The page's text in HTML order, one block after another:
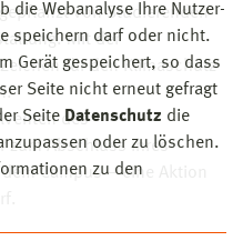
die Webanalyse Ihre Nutzer-
speichern darf oder nicht.
Gerät gespeichert, so dass
Seite nicht erneut gefragt
Seite Datenschutz die
oder zu löschen.
zu den
von Studierenden
Mit der
für den Klimaschutz
des
zum Abschluss ihres
Campus – eine Aktion